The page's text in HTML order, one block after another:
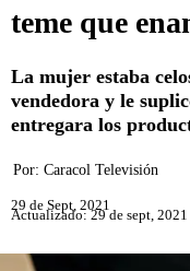
teme que
La mujer estaba
vendedora y le
entregara los
Por: Caracol Televisión
29 de Sept, 2021
Actualizado: 29 de sept, 2021